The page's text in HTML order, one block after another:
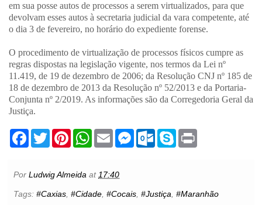
em sua posse autos de processos a serem virtualizados, para que
devolvam esses autos à secretaria judicial da vara competente, até
o dia 3 de fevereiro, no horário do expediente forense.
O procedimento de virtualização de processos físicos cumpre as
regras dispostas na legislação vigente, nos termos da Lei nº
11.419, de 19 de dezembro de 2006; da Resolução CNJ nº 185 de
18 de dezembro de 2013 da Resolução nº 52/2013 e da Portaria-
Conjunta nº 2/2019. As informações são da Corregedoria Geral da
Justiça.
F
b
o
k
T
w
t
e
P
e
r
e
s
W
s
A
p
p
E
m
l
M
e
e
O
.
S
Por Ludwig Almeida at17:40
Tags: #Caxias, #Cidade, #Cocais, #Justiça, #Maranhão